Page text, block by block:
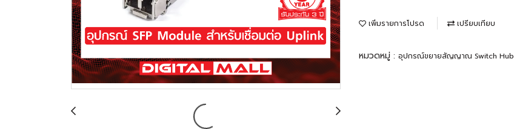
เพิ่มรายการโปรด เปรียบเทียบ
หมวดหมู่ : อุปกรณ์ขยายสัญญาณ Switch Hub